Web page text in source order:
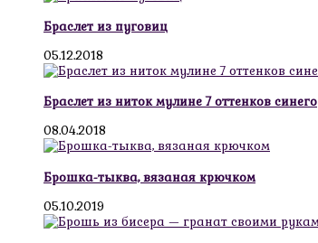
Браслет из пуговиц
05.12.2018
Браслет из ниток мулине 7 оттенков синего
08.04.2018
Брошка-тыква, вязаная крючком
05.10.2019